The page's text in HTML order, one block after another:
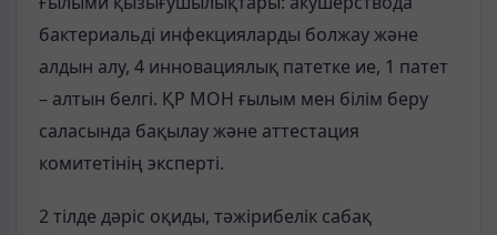
бактериальді инфекцияларды болжау және
алдын алу, 4 инновациялық патетке ие, 1 патет
– алтын белгі. ҚР МОН ғылым мен білім беру
саласында бақылау және аттестация
комитетінің эксперті.
2 тілде дәріс оқиды, тәжірибелік сабақ